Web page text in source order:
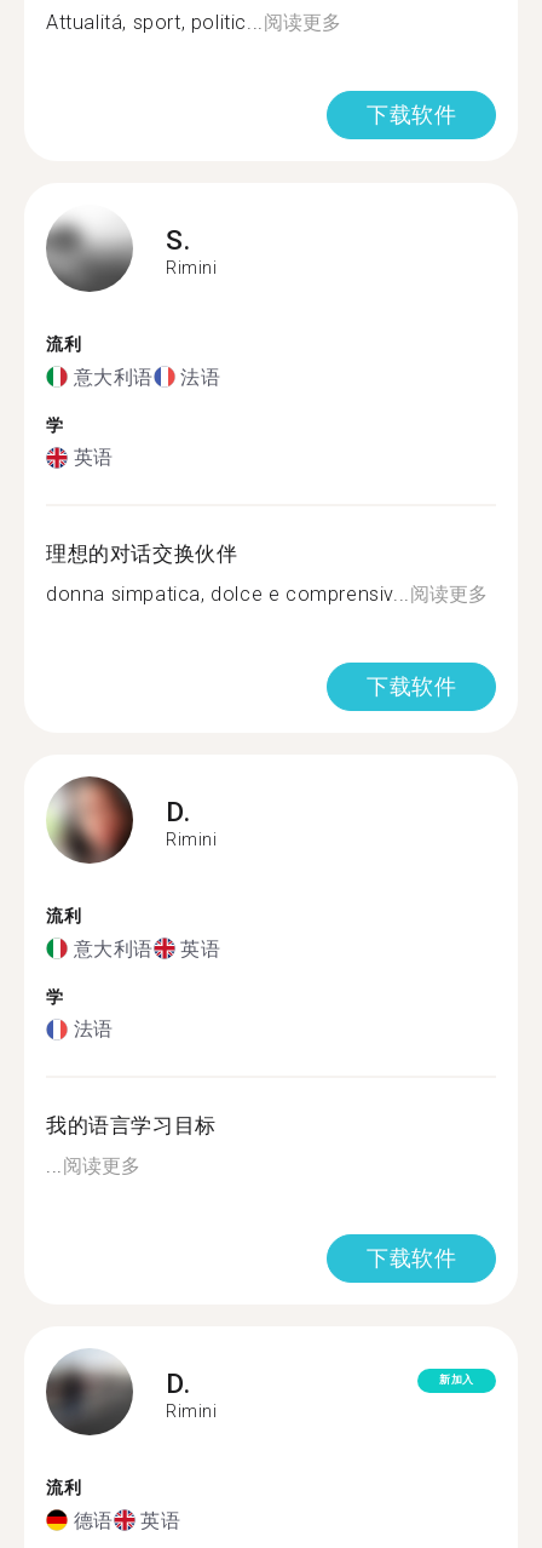
Attualitá, sport, politic...阅读更多
下载软件
S.
Rimini
流利
意大利语 法语
学
英语
理想的对话交换伙伴
donna simpatica, dolce e comprensiv...阅读更多
下载软件
D.
Rimini
流利
意大利语 英语
学
法语
我的语言学习目标
...阅读更多
下载软件
D.
Rimini
新加入
流利
德语 英语